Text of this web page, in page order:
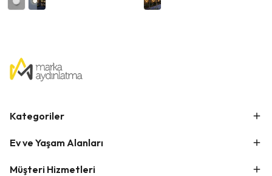
Kategoriler
Ev ve Yaşam Alanları
Müşteri Hizmetleri